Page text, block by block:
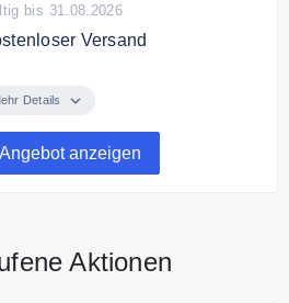
bis 31.08.2026
Versand
der EU
50€ Bestellwert.
Details
Angebot anzeigen
Aktionen